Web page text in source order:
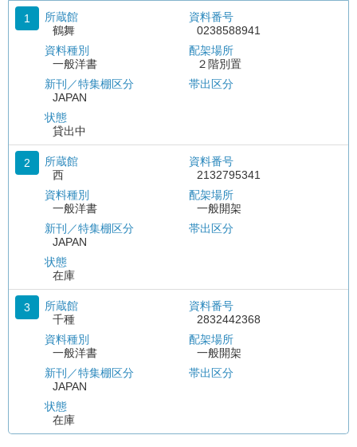
1
所蔵館
鶴舞
資料種別
一般洋書
新刊／特集棚区分
JAPAN
状態
貸出中
資料番号
0238588941
配架場所
２階別置
帯出区分
2
所蔵館
西
資料種別
一般洋書
新刊／特集棚区分
JAPAN
状態
在庫
資料番号
2132795341
配架場所
一般開架
帯出区分
3
所蔵館
千種
資料種別
一般洋書
新刊／特集棚区分
JAPAN
状態
在庫
資料番号
2832442368
配架場所
一般開架
帯出区分